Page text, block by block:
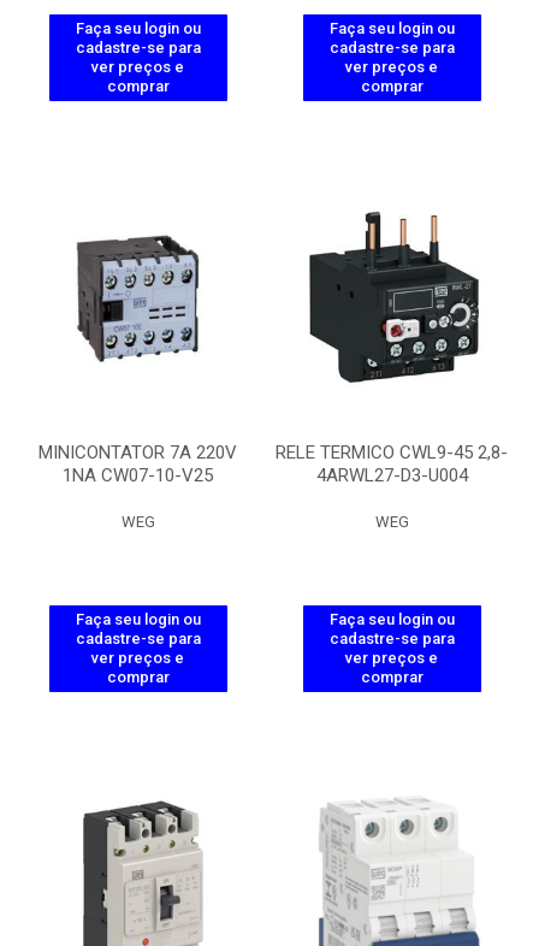
Faça seu login ou
cadastre-se para
ver preços e
comprar
Faça seu login ou
cadastre-se para
ver preços e
comprar
MINICONTATOR 7A 220V
1NA CW07-10-V25
WEG
Faça seu login ou
cadastre-se para
ver preços e
comprar
RELE TERMICO CWL9-45 2,8-
4ARWL27-D3-U004
WEG
Faça seu login ou
cadastre-se para
ver preços e
comprar